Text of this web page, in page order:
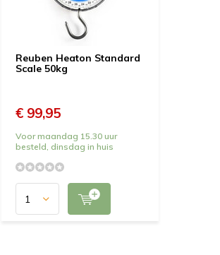
Reuben Heaton Standard
Scale 50kg
€ 99,95
Voor maandag 15.30 uur
besteld, dinsdag in huis